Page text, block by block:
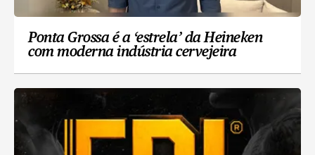
Ponta Grossa é a ‘estrela’ da Heineken
com moderna indústria cervejeira